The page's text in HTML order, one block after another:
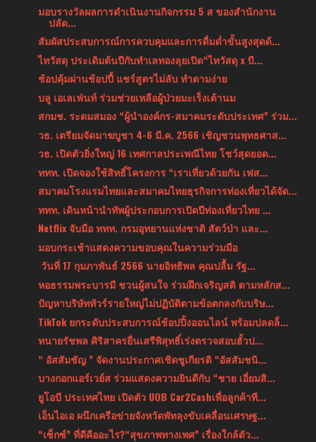
มอบรางวัลผลการดำเนินงานกิจกรรม 5 ส ของสำนักงาน
ปลัด...
สัมผัสประสบการณ์การควบคุมและการดื่มด่ำขั้นสูงสุดด้...
ไทวัสดุ ประเดิมต้นปีกับทำเลทองลุยเปิด“ไทวัสดุ x บี...
ช้อปคุ้มผ่านช้อปปี้ แชร์สูตรไม่ลับ ทำตามง่าย
บลู เอเลเฟ่นท์ ร่วมช่วยเหลือผู้ป่วยมะเร็งเต้านม
สกมช. ระดมสมอง “ผู้นำองค์กร-สมาคมระดับประเทศ” ร่วม...
วธ. เตรียมจัดมาฆบูชา 4-6 มี.ค. 2566 เชิญชวนพุทธศาส...
วธ. เปิดตัวยิ่งใหญ่ 16 เทศกาลประเพณีไทย โชว์สุดยอด...
ททท. เปิดจองใช้สิทธิ์โครงการ “เราเที่ยวด้วยกัน เฟส...
สมาคมโรงแรมไทยและสมาคมไทยธุรกิจการท่องเที่ยวได้จัด...
ททท. เดินหน้านำทัพผู้ประกอบการเปิดปีท่องเที่ยวไทย ...
Netflix จับมือ ททท. กรมอุทยานแห่งชาติ สัตว์ป่า และ...
มอบกระเช้าแสดงความขอบคุณในความร่วมมือ
วันที่ 17 กุมภาพันธ์ 2566 นายอิทธิพล คุณปลื้ม รัฐ...
หอธรรมพระบารมี ชวนผู้สนใจ ร่วมฝึกเจริญสติ ตามหลักส...
ปัญหาบริษัททัวร์รายใหญ่ไม่ปฏิบัติตามข้อตกลงกับบริษ...
TikTok ยกระดับประสบการณ์ช้อปปิ้งออนไลน์ พร้อมปลดล็...
ทนายรัชพล ศิริสาครยื่นเสรีพิสุทธิ์เร่งตรวจสอบฮั้วป...
“ อัสสัมชัญ ” จัดงานประกาศเชิดชูเกียรติ “อัสสัมชนิ...
บางกอกแอร์เวย์ส ร่วมแสดงความยินดีกับ “ชาย เอี่ยมสิ...
ยูโอบี ประเทศไทย เปิดตัว UOB Car2Cashเพื่อลูกค้าที...
เอ็นไอเอ ผนึกเครือข่ายจังหวัดพัทลุงขับเคลื่อนเศรษฐ...
“เซ็กซ์” ที่ดีคืออะไร?“สุขภาพทางเพศ” เรื่องใกล้ตัว...